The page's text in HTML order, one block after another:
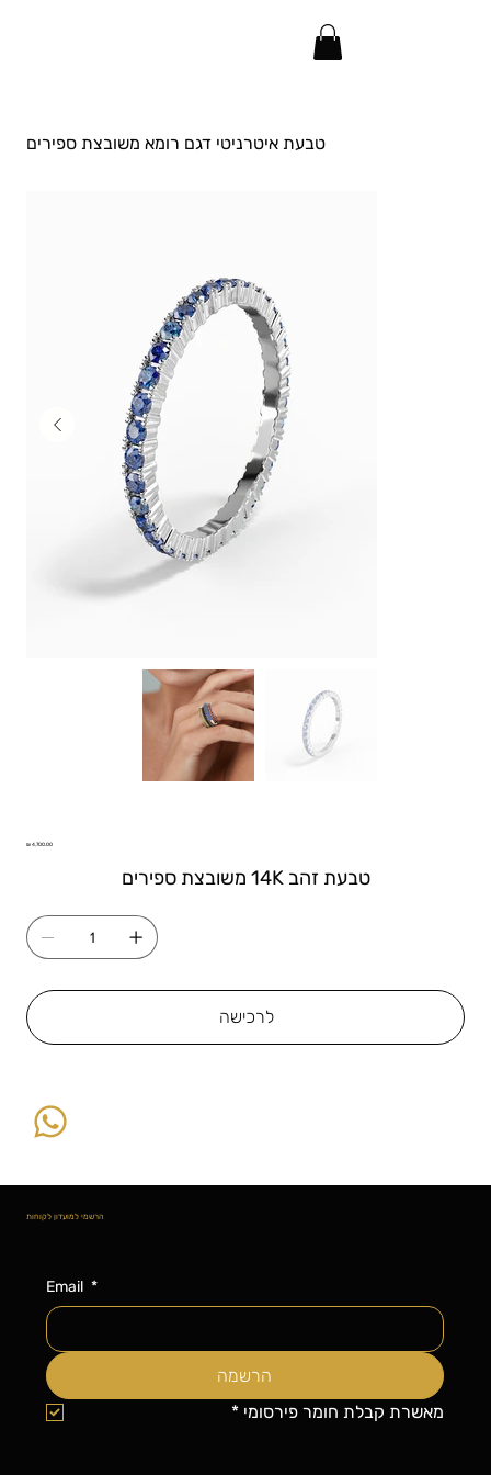
טבעת איטרניטי דגם רומא משובצת ספירים
Price
טבעת זהב 14K משובצת ספירים
לרכישה
Email *
הרשמה
מאשרת קבלת חומר פירסומי *
הרשמי למועדון לקוחות